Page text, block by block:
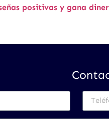
positivas y gana